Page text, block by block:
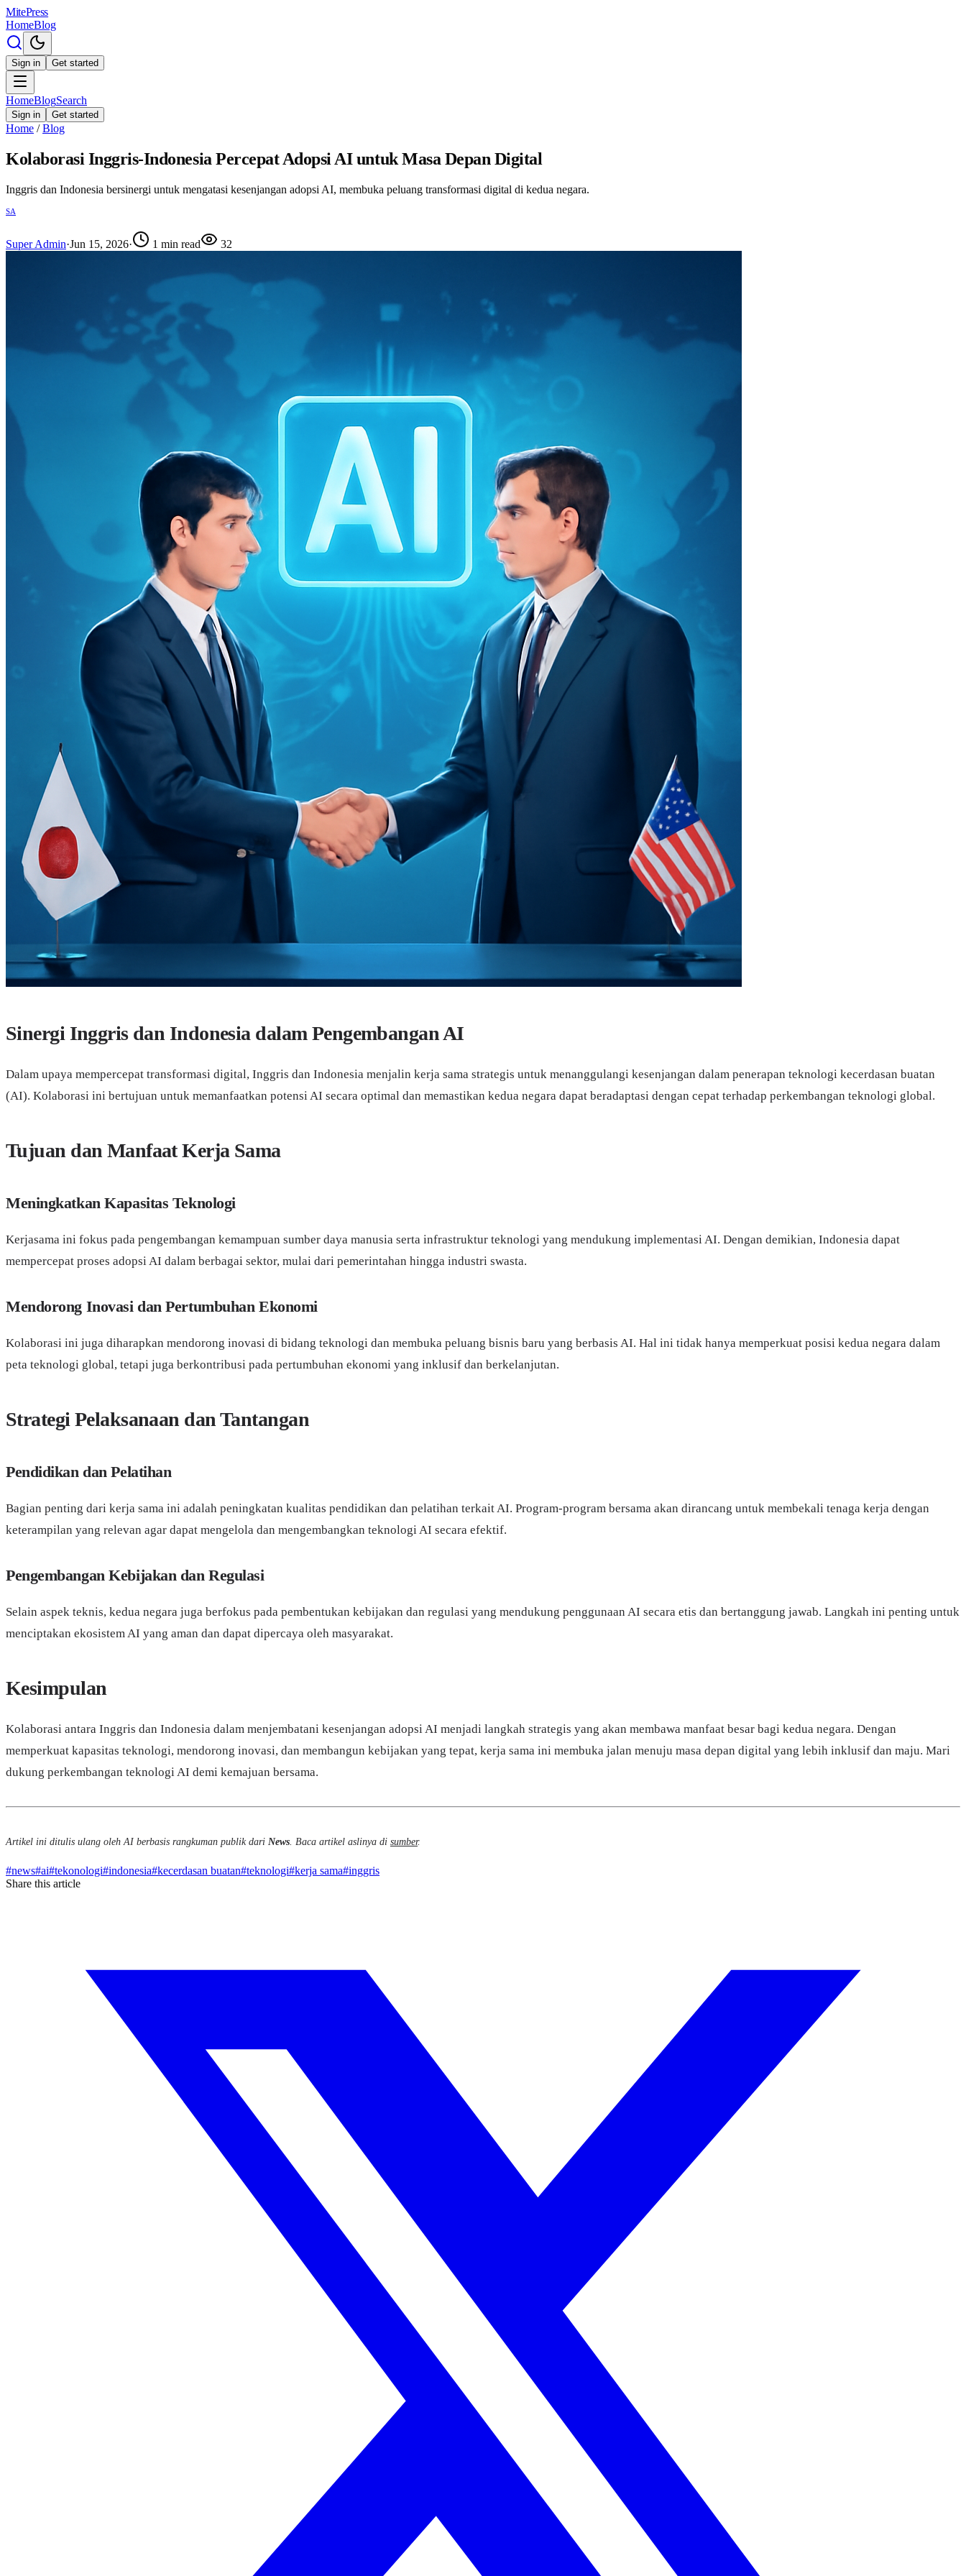
MitePress
HomeBlog
Sign in Get started
HomeBlogSearch
Sign in Get started
Home / Blog
Kolaborasi Inggris-Indonesia Percepat Adopsi AI untuk Masa Depan Digital
Inggris dan Indonesia bersinergi untuk mengatasi kesenjangan adopsi AI, membuka peluang transformasi digital di kedua negara.
SA
Super Admin·Jun 15, 2026· 1 min read 32
Sinergi Inggris dan Indonesia dalam Pengembangan AI
Dalam upaya mempercepat transformasi digital, Inggris dan Indonesia menjalin kerja sama strategis untuk menanggulangi kesenjangan dalam penerapan teknologi kecerdasan buatan
(AI). Kolaborasi ini bertujuan untuk memanfaatkan potensi AI secara optimal dan memastikan kedua negara dapat beradaptasi dengan cepat terhadap perkembangan teknologi global.
Tujuan dan Manfaat Kerja Sama
Meningkatkan Kapasitas Teknologi
Kerjasama ini fokus pada pengembangan kemampuan sumber daya manusia serta infrastruktur teknologi yang mendukung implementasi AI. Dengan demikian, Indonesia dapat
mempercepat proses adopsi AI dalam berbagai sektor, mulai dari pemerintahan hingga industri swasta.
Mendorong Inovasi dan Pertumbuhan Ekonomi
Kolaborasi ini juga diharapkan mendorong inovasi di bidang teknologi dan membuka peluang bisnis baru yang berbasis AI. Hal ini tidak hanya memperkuat posisi kedua negara dalam
peta teknologi global, tetapi juga berkontribusi pada pertumbuhan ekonomi yang inklusif dan berkelanjutan.
Strategi Pelaksanaan dan Tantangan
Pendidikan dan Pelatihan
Bagian penting dari kerja sama ini adalah peningkatan kualitas pendidikan dan pelatihan terkait AI. Program-program bersama akan dirancang untuk membekali tenaga kerja dengan
keterampilan yang relevan agar dapat mengelola dan mengembangkan teknologi AI secara efektif.
Pengembangan Kebijakan dan Regulasi
Selain aspek teknis, kedua negara juga berfokus pada pembentukan kebijakan dan regulasi yang mendukung penggunaan AI secara etis dan bertanggung jawab. Langkah ini penting untuk
menciptakan ekosistem AI yang aman dan dapat dipercaya oleh masyarakat.
Kesimpulan
Kolaborasi antara Inggris dan Indonesia dalam menjembatani kesenjangan adopsi AI menjadi langkah strategis yang akan membawa manfaat besar bagi kedua negara. Dengan
memperkuat kapasitas teknologi, mendorong inovasi, dan membangun kebijakan yang tepat, kerja sama ini membuka jalan menuju masa depan digital yang lebih inklusif dan maju. Mari
dukung perkembangan teknologi AI demi kemajuan bersama.
Artikel ini ditulis ulang oleh AI berbasis rangkuman publik dari News . Baca artikel aslinya di sumber.
#news#ai#tekonologi#indonesia#kecerdasan buatan#teknologi#kerja sama#inggris
Share this article